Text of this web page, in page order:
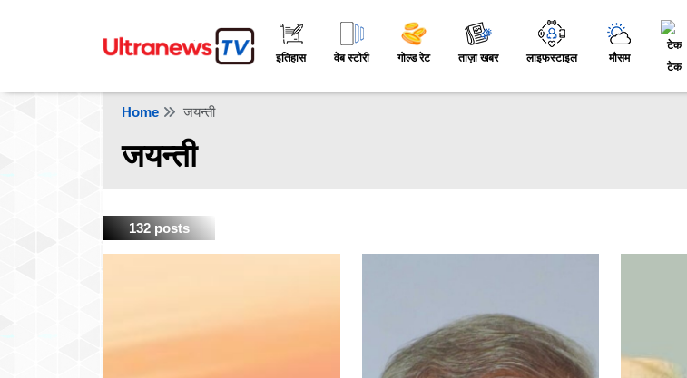
इतिहास वेब स्टोरी गोल्ड रेट ताज़ा खबर लाइफस्टाइल मौसम
टेक
Home जयन्ती
जयन्ती
132 posts